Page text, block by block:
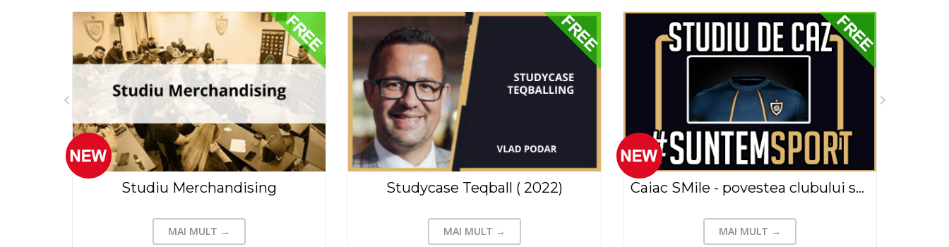
Studiu Merchandising
MAI MULT →
Studycase Teqball ( 2022)
MAI MULT →
Caiac SMile - povestea clubului sportiv care a redefinit limitele persoanelor cu dizabilitati, Stancovici Ionut (2024)
MAI MULT →